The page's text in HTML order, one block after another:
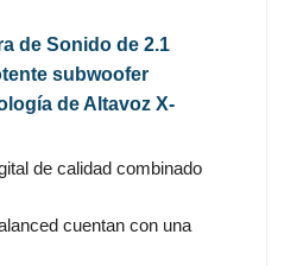
de Sonido de 2.1
subwoofer
de Altavoz X-
de calidad combinado
cuentan con una